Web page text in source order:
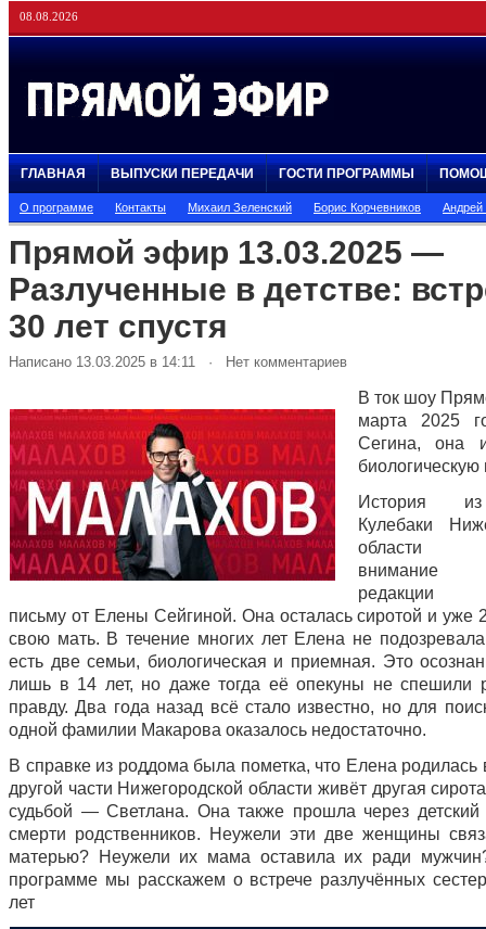
08.08.2026
ГЛАВНАЯ ВЫПУСКИ ПЕРЕДАЧИ ГОСТИ ПРОГРАММЫ
О программе Контакты Михаил Зеленский Борис Корчевников
Прямой эфир 13.03.2025 —
Разлученные в детстве:
30 лет спустя
Написано 13.03.2025 в 14:11 · Нет комментариев
В ток шоу
марта 2025
Сегина, она
биологическую
История
Кулебаки
области
редакции
письму от Елены Сейгиной. Она осталась сиротой и уже
свою мать. В течение многих лет Елена не
есть две семьи, биологическая и приемная. Это
лишь в 14 лет, но даже тогда её опекуны не спешили
правду. Два года назад всё стало известно, но для
одной фамилии Макарова оказалось недостаточно.
В справке из роддома была пометка, что Елена родилась
другой части Нижегородской области живёт другая
судьбой — Светлана. Она также прошла через
смерти родственников. Неужели эти две женщины
матерью? Неужели их мама оставила их ради
программе мы расскажем о встрече разлучённых
лет